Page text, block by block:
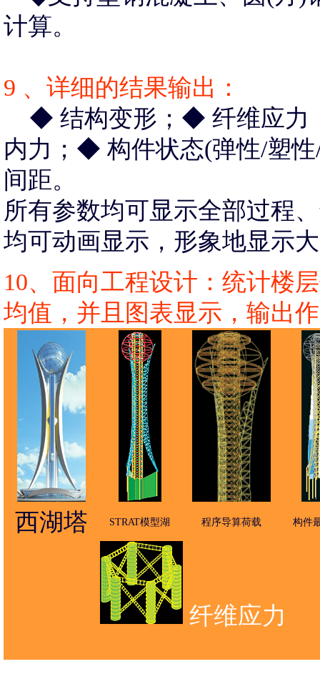
计算。
9 、详细的结果输出：
◆ 结构变形； ◆ 纤维应力
内力； ◆ 构件状态(弹性/塑
间距。
所有参数均可显示全部过程
均可动画显示，形象地显示
10、面向工程设计：统计楼
均值，并且图表显示，输出
西湖塔 STRAT模型湖 程序导算荷载 构件
纤维应力